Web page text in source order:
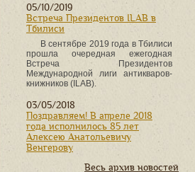
05/10/2019
Встреча Президентов ILAB в
Тбилиси
В сентябре 2019 года в Тбилиси
прошла очередная ежегодная
Встреча Президентов
Международной лиги антикваров-
книжников (ILAB).
03/05/2018
Поздравляем! В апреле 2018
года исполнилось 85 лет
Алексею Анатольевичу
Венгерову
Весь архив новостей